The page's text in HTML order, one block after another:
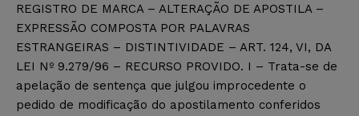
REGISTRO DE MARCA – ALTERAÇÃO DE APOSTILA –
EXPRESSÃO COMPOSTA POR PALAVRAS
ESTRANGEIRAS – DISTINTIVIDADE – ART. 124, VI, DA
LEI Nº 9.279/96 – RECURSO PROVIDO. I – Trata-se de
apelação de sentença que julgou improcedente o
pedido de modificação do apostilamento conferidos